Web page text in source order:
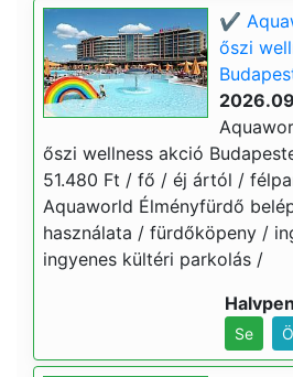
✔️
őszi
őszi wellness akció
51.480 Ft / fő / éj ártól /
Aquaworld Élményfürdő
használata / fürdőköpeny /
ingyenes kültéri parkolás /
Se